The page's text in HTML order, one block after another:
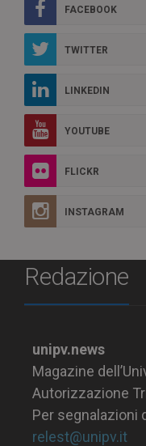
FACEBOOK
TWITTER
LINKEDIN
YOUTUBE
FLICKR
INSTAGRAM
Redazione
unipv.news
Magazine
Autorizzazione
Per segnalazioni
relest@unipv.it